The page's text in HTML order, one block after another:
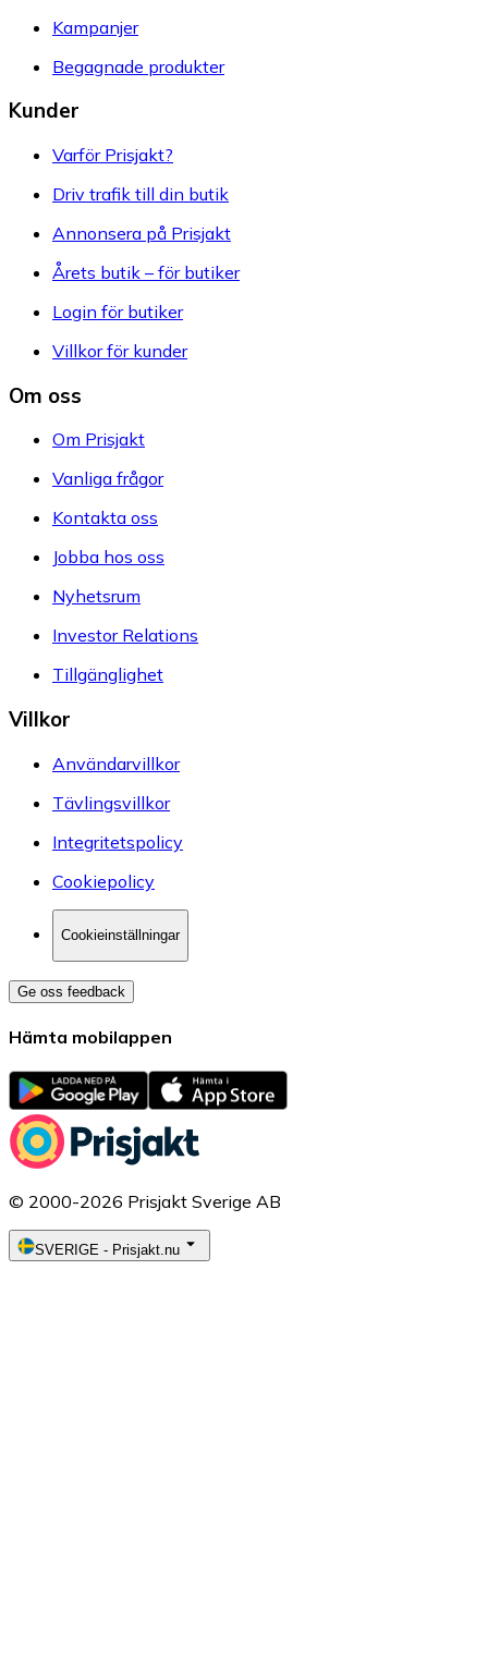
Kampanjer
Begagnade produkter
Kunder
Varför Prisjakt?
Driv trafik till din butik
Annonsera på Prisjakt
Årets butik – för butiker
Login för butiker
Villkor för kunder
Om oss
Om Prisjakt
Vanliga frågor
Kontakta oss
Jobba hos oss
Nyhetsrum
Investor Relations
Tillgänglighet
Villkor
Användarvillkor
Tävlingsvillkor
Integritetspolicy
Cookiepolicy
Cookieinställningar
Ge oss feedback
Hämta mobilappen
© 2000-2026 Prisjakt Sverige AB
SVERIGE - Prisjakt.nu